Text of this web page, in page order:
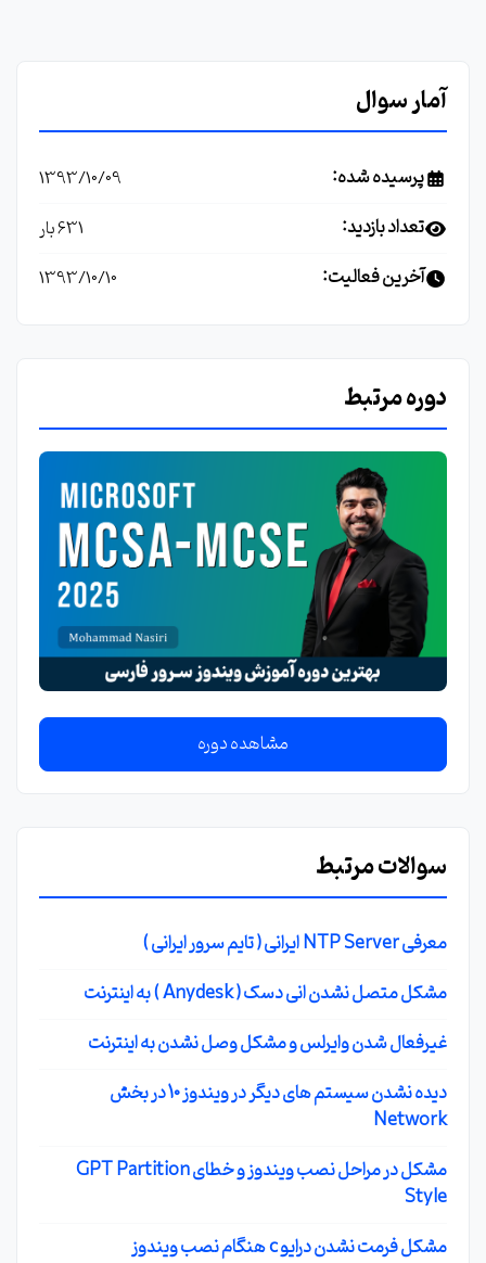
آمار سوال
پرسیده شده: 1393/10/09
تعداد بازدید: 631 بار
آخرین فعالیت: 1393/10/10
دوره مرتبط
مشاهده دوره
سوالات مرتبط
معرفی NTP Server ایرانی ( تایم سرور ایرانی )
مشکل متصل نشدن انی دسک ( Anydesk ) به اینترنت
غیرفعال شدن وایرلس و مشکل وصل نشدن به اینترنت
دیده نشدن سیستم های دیگر در ویندوز 10 در بخش
Network
مشکل در مراحل نصب ویندوز و خطای GPT Partition
Style
مشکل فرمت نشدن درایو c هنگام نصب ویندوز